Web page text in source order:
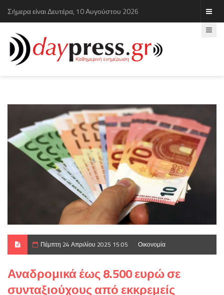
Σήμερα είναι Δευτέρα, 10 Αυγούστου 2026
Πέμπτη 24 Απριλίου 2025 15:05 Οικονομία
Αναδρομικά έως 8.500 ευρώ σε
συνταξιούχους από εκκρεμείς